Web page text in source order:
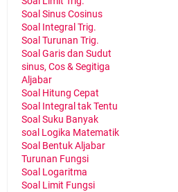
Soal Sinus Cosinus
Soal Integral Trig.
Soal Turunan Trig.
Soal Garis dan Sudut
sinus, Cos & Segitiga
Aljabar
Soal Hitung Cepat
Soal Integral tak Tentu
Soal Suku Banyak
soal Logika Matematik
Soal Bentuk Aljabar
Turunan Fungsi
Soal Logaritma
Soal Limit Fungsi